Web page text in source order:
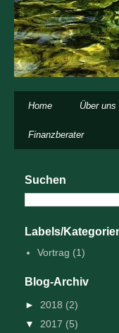
Home Über uns
Finanzberater
Suchen
Labels/
Vortrag (1)
Blog-Archiv
► 2018 (2)
▼ 2017 (5)